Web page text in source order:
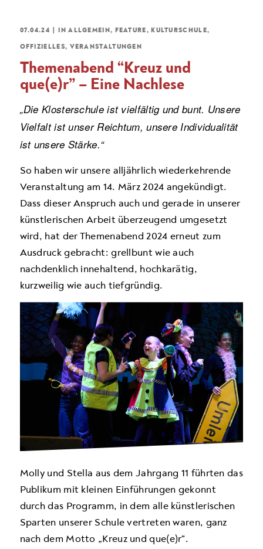
07.04.24 INALLGEMEIN, FEATURE,KULTURSCHULE,
OFFIZIELLES, VERANSTALTUNGEN
Themenabend “Kreuz und
que(e)r” – Eine Nachlese
„Die Klosterschule ist vielfältig und bunt. Unsere
Vielfalt ist unser Reichtum, unsere Individualität
ist unsere Stärke.“
So haben wir unsere alljährlich wiederkehrende
Veranstaltung am 14. März 2024 angekündigt.
Dass dieser Anspruch auch und gerade in unserer
künstlerischen Arbeit überzeugend umgesetzt
wird, hat der Themenabend 2024 erneut zum
Ausdruck gebracht: grellbunt wie auch
nachdenklich innehaltend, hochkarätig,
kurzweilig wie auch tiefgründig.
Molly und Stella aus dem Jahrgang 11 führten das
Publikum mit kleinen Einführungen gekonnt
durch das Programm, in dem alle künstlerischen
Sparten unserer Schule vertreten waren, ganz
nach dem Motto „Kreuz und que(e)r“.